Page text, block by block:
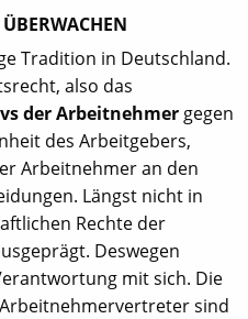
Tradition in Deutschland.
also das
der Arbeitnehmer gegen
des Arbeitgebers,
Arbeitnehmer an den
Längst nicht in
Rechte der
Deswegen
mit sich. Die
sind